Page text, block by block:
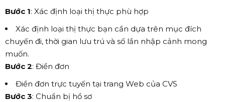
Bước 1: Xác định loại thị thực phù hợp
Xác định loại thị thực bạn cần dựa trên mục đích
chuyến đi, thời gian lưu trú và số lần nhập cảnh mong
muốn.
Bước 2: Điền đơn
Điền đơn trực tuyến tại trang Web của CVS
Bước 3: Chuẩn bị hồ sơ